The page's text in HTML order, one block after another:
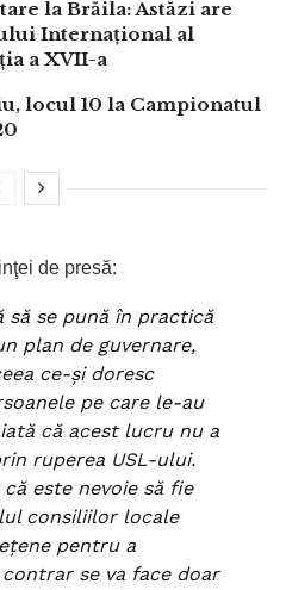
la Brăila: Astăzi are
Internațional al
a XVII-a
locul 10 la Campionatul
de presă:
să se pună în practică
plan de guvernare,
ce-şi doresc
pe care le-au
că acest lucru nu a
ruperea USL-ului.
este nevoie să fie
consiliilor locale
pentru a
se va face doar